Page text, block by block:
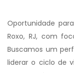
Oportunidade
Roxo, RJ, com
Buscamos um
liderar o ciclo de